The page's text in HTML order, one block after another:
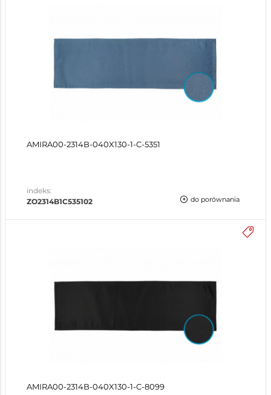
AMIRA00-2314B-040X130-1-C-5351
indeks:
ZO2314B1C535102
do porównania
AMIRA00-2314B-040X130-1-C-8099